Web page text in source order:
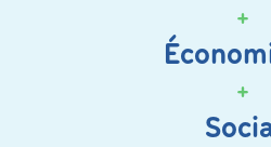
+
+